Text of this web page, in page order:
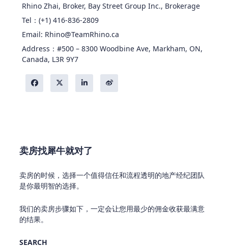
Rhino Zhai, Broker, Bay Street Group Inc., Brokerage
Tel：(+1) 416-836-2809
Email: Rhino@TeamRhino.ca
Address：#500 – 8300 Woodbine Ave, Markham, ON,
Canada, L3R 9Y7
卖房找犀牛就对了
卖房的时候，选择一个值得信任和流程透明的地产经纪团队
是你最明智的选择。
我们的卖房步骤如下，一定会让您用最少的佣金收获最满意
的结果。
SEARCH